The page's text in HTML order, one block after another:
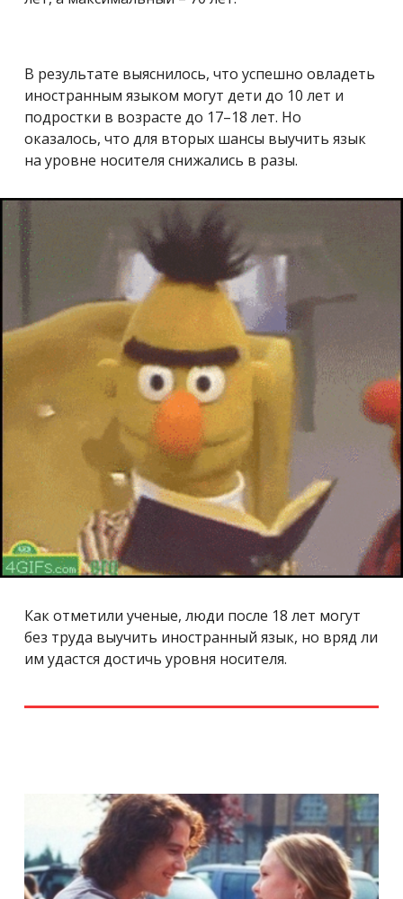
В результате выяснилось, что успешно овладеть
иностранным языком могут дети до 10 лет и
подростки в возрасте до 17–18 лет. Но
оказалось, что для вторых шансы выучить язык
на уровне носителя снижались в разы.
Как отметили ученые, люди после 18 лет могут
без труда выучить иностранный язык, но вряд ли
им удастся достичь уровня носителя.